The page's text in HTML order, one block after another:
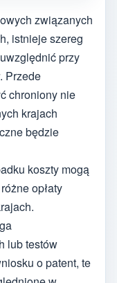
związanych
istnieje szereg
przy
Przede
chroniony nie
krajach
będzie
koszty mogą
opłaty
lub testów
o patent, te